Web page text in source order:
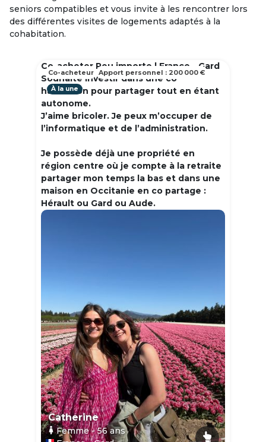
seniors compatibles et vous invite à les rencontrer lors
des différentes visites de logements adaptés à la
cohabitation.
Co-acheter Peu importe | France - Gard
Souhaite investir dans une co
habitation pour partager tout en étant
autonome.
J’aime bricoler. Je peux m’occuper de
l’informatique et de l’administration.
Je possède déjà une propriété en
région centre où je compte à la retraite
partager mon temps la bas et dans une
maison en Occitanie en co partage :
Hérault ou Gard ou Aude.
À la une
Catherine
Femme- 56ans
Co-acheteur Apport personnel : 200 000 €